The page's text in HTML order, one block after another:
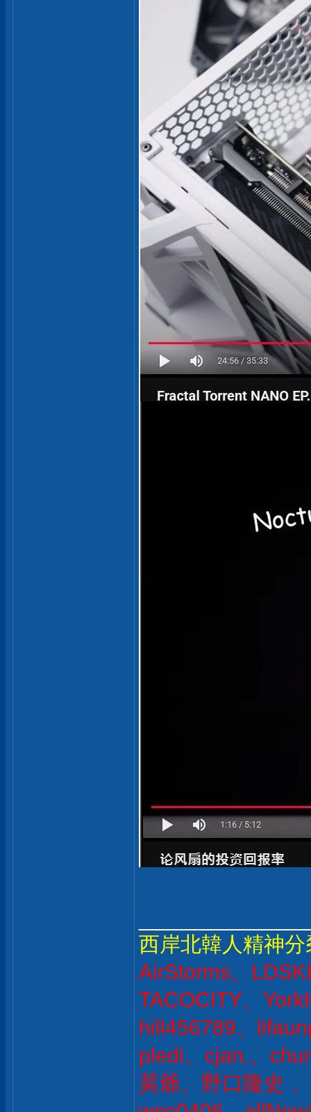
西岸北韓人精神
AirStorms、
TACOCITY、
hill456789、
pledi、cjan.、
莫爺、野口隆史